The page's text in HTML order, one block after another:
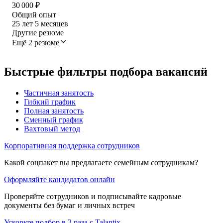
30 000 ₽
Общий опыт
25 лет 5 месяцев
Другие резюме
Ещё 2 резюме
Быстрые фильтры подбора вакансий
Частичная занятость
Гибкий график
Полная занятость
Сменный график
Вахтовый метод
Корпоративная поддержка сотрудников
Какой соцпакет вы предлагаете семейным сотрудникам?
Оформляйте кандидатов онлайн
Проверяйте сотрудников и подписывайте кадровые
документы без бумаг и личных встреч